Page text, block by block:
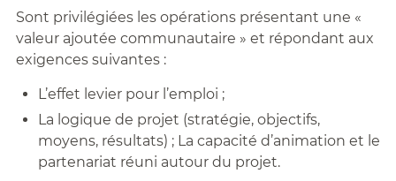
Sont privilégiées les opérations présentant une «
valeur ajoutée communautaire » et répondant aux
exigences suivantes :
L’effet levier pour l’emploi ;
La logique de projet (stratégie, objectifs,
moyens, résultats) ; La capacité d’animation et le
partenariat réuni autour du projet.